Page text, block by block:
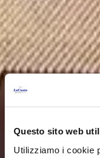
Questo sito web
Utilizziamo i cookie